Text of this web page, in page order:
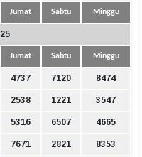
Jumat Sabtu Minggu
Jumat Sabtu Minggu
4737 7120 8474
2538 1221 3547
5316 6507 4665
7671 2821 8353